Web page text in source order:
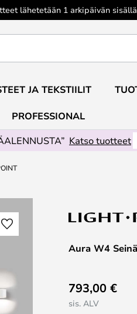
lähetetään 1 arkipäivän sisällä
JA TEKSTIILIT
PROFESSIONAL
Katso tuotteet
Aura W4
793,00 €
sis. ALV